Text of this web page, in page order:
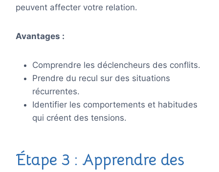
peuvent affecter votre relation.
Avantages :
Comprendre les déclencheurs des conflits.
Prendre du recul sur des situations
récurrentes.
Identifier les comportements et habitudes
qui créent des tensions.
Étape 3 : Apprendre des